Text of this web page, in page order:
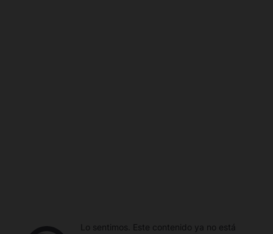
Lo sentimos. Este contenido ya no está